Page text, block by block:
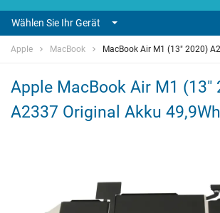
Wählen Sie Ihr Gerät
Apple MacBook MacBook Air M1 (13" 2020)
Apple MacBook Air M1 (13"
A2337 Original Akku 49,9Wh